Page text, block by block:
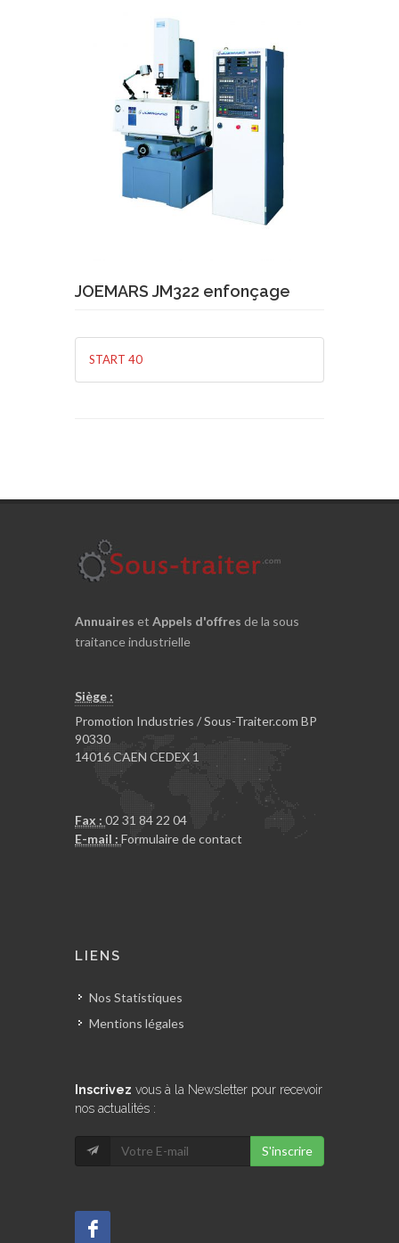
JOEMARS JM322 enfonçage
START 40
Annuaires et Appels d'offres de la sous
traitance industrielle
Siège :
Promotion Industries / Sous-Traiter.com BP
90330
14016 CAEN CEDEX 1
Fax : 02 31 84 22 04
E-mail : Formulaire de contact
LIENS
Nos Statistiques
Mentions légales
Inscrivez vous à la Newsletter pour recevoir
nos actualités :
S'inscrire